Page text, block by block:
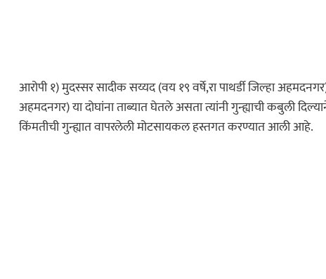
आरोपी १) मुदस्सर सादीक सय्यद (वय १९ वर्षे,रा पाथर्डी जिल्हा
अहमदनगर) या दोघांना ताब्यात घेतले असता त्यांनी गुन्ह्याची कबुली
किंमतीची गुन्ह्यात वापरलेली मोटसायकल हस्तगत करण्यात आली आहे.